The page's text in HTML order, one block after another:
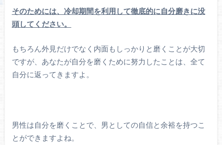
そのためには、冷却期間を利用して徹底的に自分磨きに没
頭してください。
もちろん外見だけでなく内面もしっかりと磨くことが大切
ですが、あなたが自分を磨くために努力したことは、全て
自分に返ってきますよ。
男性は自分を磨くことで、男としての自信と余裕を持つこ
とができますよね。